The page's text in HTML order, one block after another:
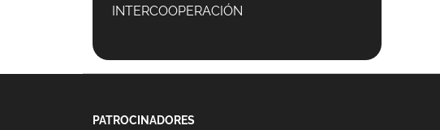
INTERCOOPERACIÓN
PATROCINADORES